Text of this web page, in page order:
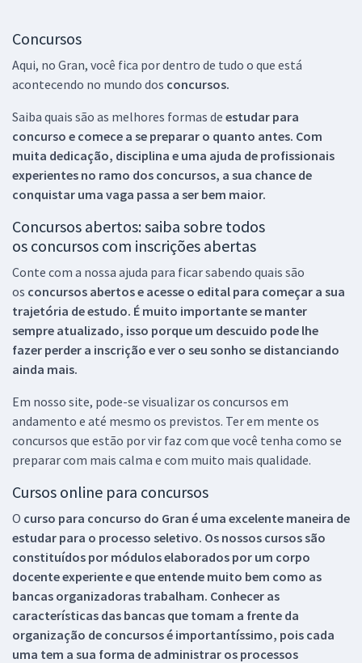
Concursos
Aqui, no Gran, você fica por dentro de tudo o que está
acontecendo no mundo dos concursos.
Saiba quais são as melhores formas de estudar para
concurso e comece a se preparar o quanto antes. Com
muita dedicação, disciplina e uma ajuda de profissionais
experientes no ramo dos concursos, a sua chance de
conquistar uma vaga passa a ser bem maior.
Concursos abertos: saiba sobre todos
os concursos com inscrições abertas
Conte com a nossa ajuda para ficar sabendo quais são
os concursos abertos e acesse o edital para começar a sua
trajetória de estudo. É muito importante se manter
sempre atualizado, isso porque um descuido pode lhe
fazer perder a inscrição e ver o seu sonho se distanciando
ainda mais.
Em nosso site, pode-se visualizar os concursos em
andamento e até mesmo os previstos. Ter em mente os
concursos que estão por vir faz com que você tenha como se
preparar com mais calma e com muito mais qualidade.
Cursos online para concursos
O curso para concurso do Gran é uma excelente maneira de
estudar para o processo seletivo. Os nossos cursos são
constituídos por módulos elaborados por um corpo
docente experiente e que entende muito bem como as
bancas organizadoras trabalham. Conhecer as
características das bancas que tomam a frente da
organização de concursos é importantíssimo, pois cada
uma tem a sua forma de administrar os processos